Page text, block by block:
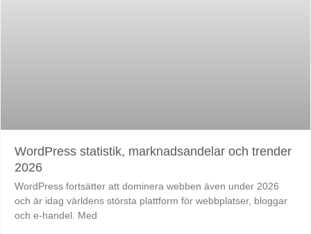
WordPress statistik, marknadsandelar och trender
2026
WordPress fortsätter att dominera webben även under 2026
och är idag världens största plattform för webbplatser, bloggar
och e-handel. Med